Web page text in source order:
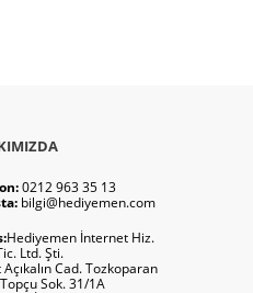
0212 963 35 13
bilgi@hediyemen.com
Hediyemen İnternet Hiz.
Ltd. Şti.
Cad. Tozkoparan
Sok. 31/1A